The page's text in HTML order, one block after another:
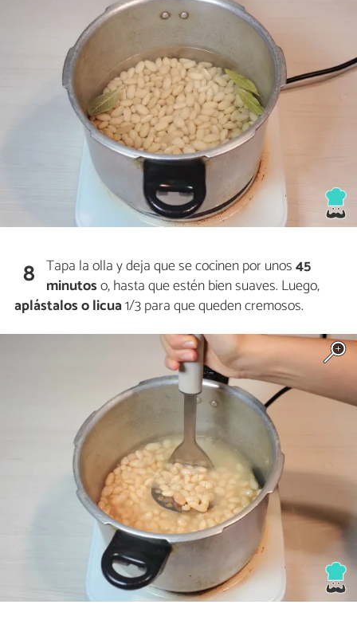
8 Tapa la olla y deja que se cocinenpor unos45
minutoso, hasta que estén bien suaves. Luego,
aplástalos o licua1/3 para que queden cremosos.